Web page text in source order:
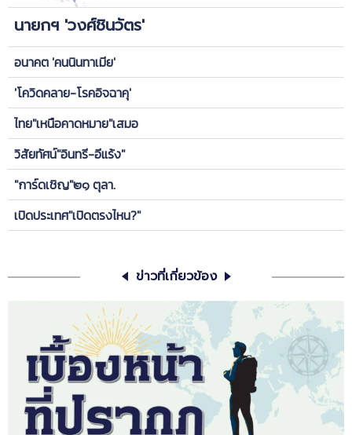
นายกฯ 'วงศ์ชินวัตร'
อนาคต 'คนนินทาเมีย'
'โควิดคลาย-โรคอิจฉาคุ'
ไทย"เหนือคาดหมาย"เสมอ
วิสัยทัศน์"อินทรี-อีแร้ง"
"การ์ดเชิญ"๒๑ ตุลา.
เปิดประเทศ"เปิดตรงไหน?"
ข่าวที่เกี่ยวข้อง